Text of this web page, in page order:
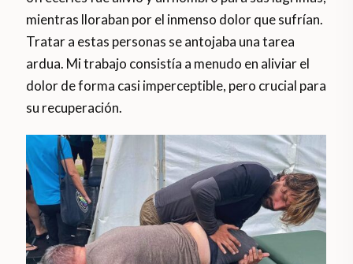
mientras lloraban por el inmenso dolor que sufrían.
Tratar a estas personas se antojaba una tarea
ardua. Mi trabajo consistía a menudo en aliviar el
dolor de forma casi imperceptible, pero crucial para
su recuperación.